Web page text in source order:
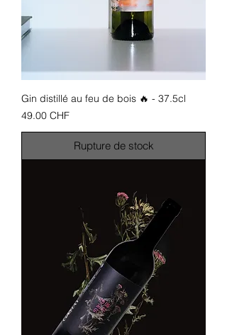
Gin distillé au feu de bois 🔥 - 37.5cl
Prix
49.00 CHF
Rupture de stock